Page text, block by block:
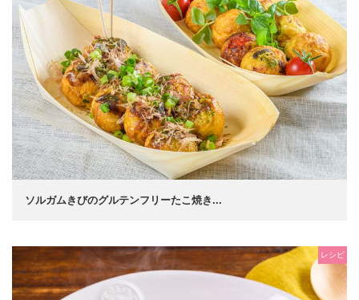
ソルガムきびのグルテンフリーたこ焼き...
レシピ